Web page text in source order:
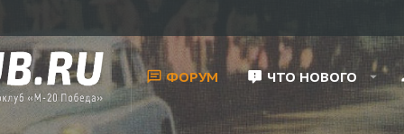
ФОРУМ ЧТО НОВОГО